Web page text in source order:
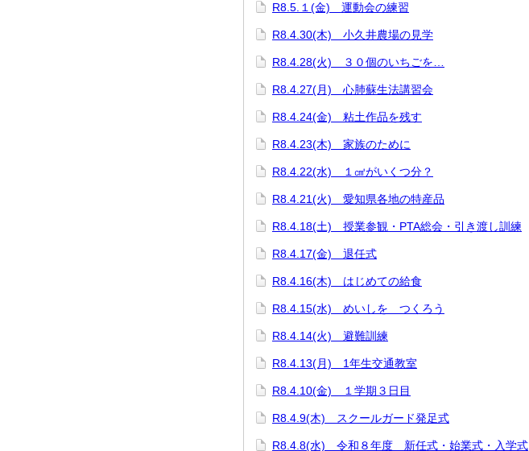
R8.5.１(金) 運動会の練習
R8.4.30(木) 小久井農場の見学
R8.4.28(火) ３０個のいちごを…
R8.4.27(月) 心肺蘇生法講習会
R8.4.24(金) 粘土作品を残す
R8.4.23(木) 家族のために
R8.4.22(水) １㎤がいくつ分？
R8.4.21(火) 愛知県各地の特産品
R8.4.18(土) 授業参観・PTA総会・引き渡し訓練
R8.4.17(金) 退任式
R8.4.16(木) はじめての給食
R8.4.15(水) めいしを つくろう
R8.4.14(火) 避難訓練
R8.4.13(月) 1年生交通教室
R8.4.10(金) １学期３日目
R8.4.9(木) スクールガード発足式
R8.4.8(水) 令和８年度 新任式・始業式・入学式